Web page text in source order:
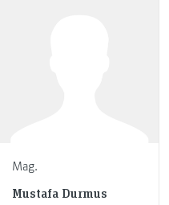
Mag.
Mustafa Durmus